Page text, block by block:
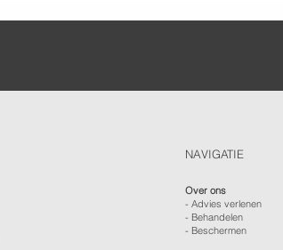
NAVIGATIE
Over ons
-Advies verlenen
- Behandelen
- Beschermen